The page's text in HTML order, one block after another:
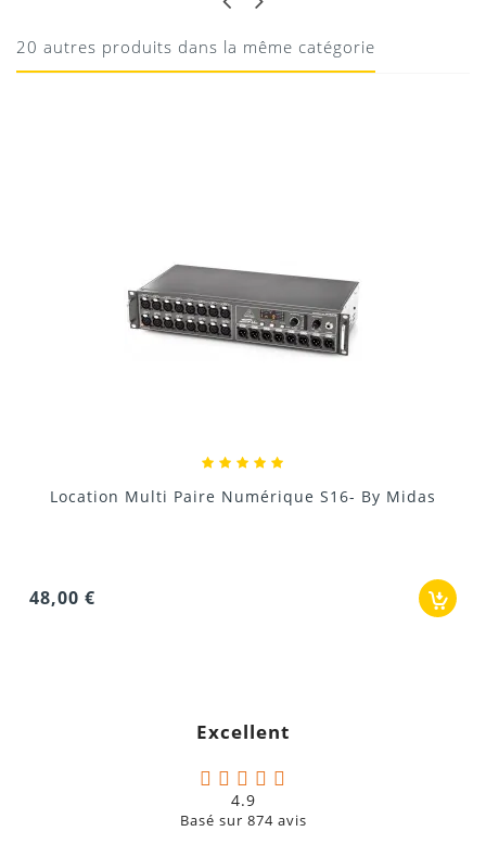
10/06/2020
20 autres produits dans la même catégorie
Location Multi Paire Numérique S16- By Midas
48,00 €
Excellent
4.9
Basé sur 874avis